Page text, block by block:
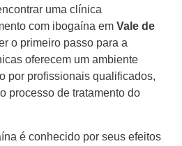
uma clínica
com ibogaína em Vale de
o primeiro passo para a
oferecem um ambiente
por profissionais qualificados,
processo de tratamento do
é conhecido por seus efeitos